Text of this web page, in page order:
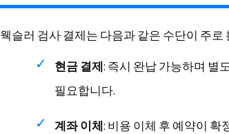
웩슬러 검사 결제는 다음과 같은 수단이 주로
현금 결제: 즉시 완납 가능하며 별
필요합니다.
계좌 이체: 비용 이체 후 예약이 확